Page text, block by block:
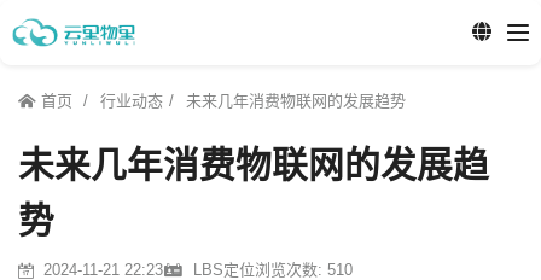
首页 行业动态 未来几年消费物联网的发展趋势
未来几年消费物联网的发展趋
势
2024-11-21 22:23 LBS定位浏览次数: 510